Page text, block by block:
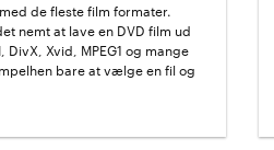
de fleste film formater.
nemt at lave en DVD film ud
DivX, Xvid, MPEG1 og mange
bare at vælge en fil og